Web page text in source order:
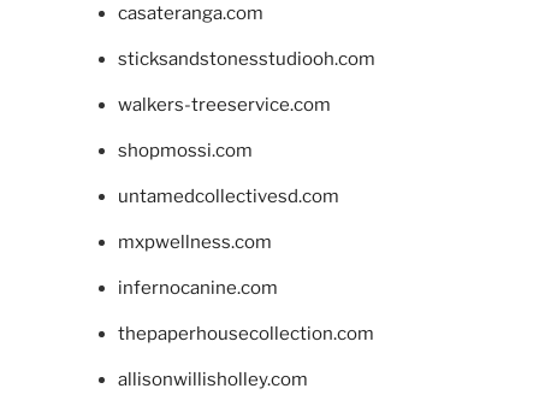
casateranga.com
sticksandstonesstudiooh.com
walkers-treeservice.com
shopmossi.com
untamedcollectivesd.com
mxpwellness.com
infernocanine.com
thepaperhousecollection.com
allisonwillisholley.com